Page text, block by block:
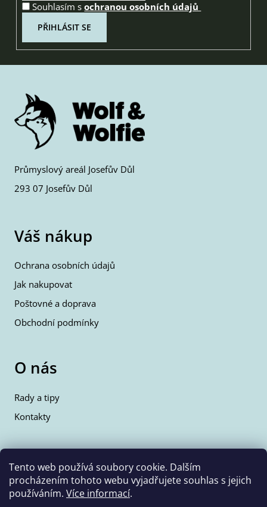
Tento web používá soubory cookie. Dalším
procházením tohoto webu vyjadřujete souhlas s jejich
používáním. Více informací.
Souhlasím sochranou osobních údajů
PŘIHLÁSIT SE
Průmyslový areál Josefův Důl
293 07 Josefův Důl
Váš nákup
Ochrana osobních údajů
Jak nakupovat
Poštovné a doprava
Obchodní podmínky
O nás
Rady a tipy
Kontakty
Kontakty
info@wolfie.cz